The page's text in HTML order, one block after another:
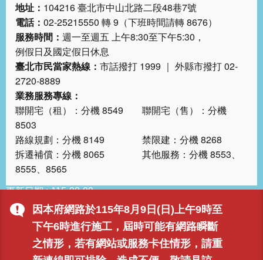
因本府網路於115年8月9日(日)上午9時至
下午6時進行施工，屆時可能有網路瞬斷
之情形，若有網站或服務卡住情形，請重
地址： 104216 臺北市中山北路二段48巷7號
電話： 02-25215550 轉 9（下班時間請轉 8676）
服務時間： 週一至週五 上午8:30至下午5:30，
例假日及國定假日休息
臺北市民當家熱線： 市話撥打 1999 ｜ 外縣市撥打 02-
2720-8889
業務服務專線：
聯開宅（租）：分機 8549 聯開宅（售）：分機
8503
路線規劃：分機 8149 禁限建：分機 8268
拆遷補償：分機 8065 其他服務：分機 8553、
8555、8565
更新日期
115-08-09
瀏覽人次
61165